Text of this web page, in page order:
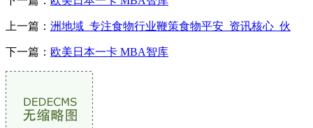
上一篇： 洲地域_专注食物行业鞭策食物平安_资讯核心_伙
下一篇： 欧美日本一卡 MBA智库